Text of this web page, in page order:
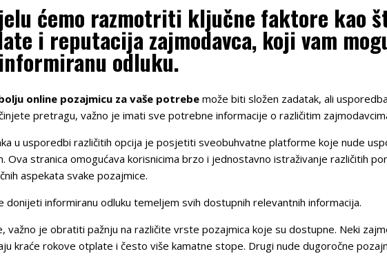
ćemo razmotriti ključne faktore kao
i reputacija zajmodavca, koji vam
odluku.
online pozajmicu za vaše potrebe može biti složen zadatak, ali
pretragu, važno je imati sve potrebne informacije o različitim
u usporedbi različitih opcija je posjetiti sveobuhvatne platforme koje nude
Ova stranica omogućava korisnicima brzo i jednostavno istraživanje različitih
aspekata svake pozajmice.
donijeti informiranu odluku temeljem svih dostupnih relevantnih informacija.
važno je obratiti pažnju na različite vrste pozajmica koje su dostupne. Neki
kraće rokove otplate i često više kamatne stope. Drugi nude dugoročne